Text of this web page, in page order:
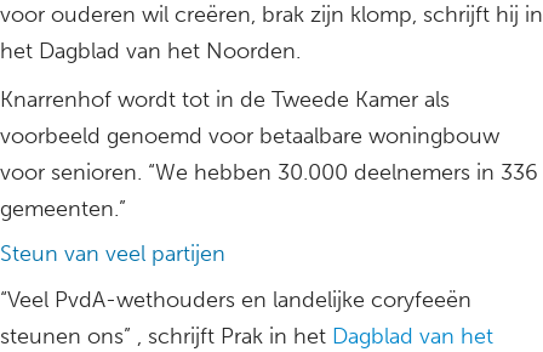
voor ouderen wil creëren, brak zijn klomp, schrijft hij in
het Dagblad van het Noorden.
Knarrenhof wordt tot in de Tweede Kamer als
voorbeeld genoemd voor betaalbare woningbouw
voor senioren. “We hebben 30.000 deelnemers in 336
gemeenten.”
Steun van veel partijen
“Veel PvdA-wethouders en landelijke coryfeeën
steunen ons” , schrijft Prak in het Dagblad van het